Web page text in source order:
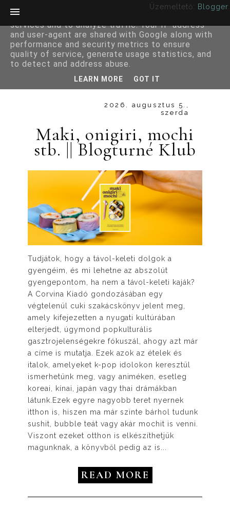
Üzemeltető: Blogger
2026. augusztus 5.,
szerda
Maki, ​onigiri, mochi
stb. || Blogturné Klub
Tudjátok, hogy a távol-keleti dolgok a
gyengéim, és mi lehetne az abszolút
gyengepontom, ha nem a távol-keleti kaják?
A Corvina Kiadó gondozásában egy
végtelenül cuki szakácskönyv jelent meg,
amely kifejezetten a nyugati kultúrában
elterjedt, úgymond popkulturális
gasztrojelenségekre fókuszál, ahogy azt már
a címe is mutatja. Ezek azok az ételek és
italok, amelyeket k-pop idolokon keresztül
ismerhetünk meg, vagy animéken, esetleg
koreai, kínai, japán vagy thai drámákban
látunk.Ezek egyre nagyobb teret nyernek
itthon is, hiszen ma már szinte bárhol tudunk
sushit, bubble teát vagy akár mochit is venni.
Viszont ezeket otthon is elkészíthetjük
magunknak, a könyvből pedig az is...
READ MORE
This site uses cookies from Google to deliver its
services and to analyze traffic. Your IP address
and user-agent are shared with Google along with
performance and security metrics to ensure
quality of service, generate usage statistics, and
to detect and address abuse.
LEARN MORE GOT IT